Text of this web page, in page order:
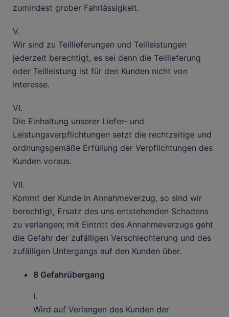
zumindest grober Fahrlässigkeit.
V.
Wir sind zu Teillieferungen und Teilleistungen
jederzeit berechtigt, es sei denn die Teillieferung
oder Teilleistung ist für den Kunden nicht von
Interesse.
VI.
Die Einhaltung unserer Liefer- und
Leistungsverpflichtungen setzt die rechtzeitige und
ordnungsgemäße Erfüllung der Verpflichtungen des
Kunden voraus.
VII.
Kommt der Kunde in Annahmeverzug, so sind wir
berechtigt, Ersatz des uns entstehenden Schadens
zu verlangen; mit Eintritt des Annahmeverzugs geht
die Gefahr der zufälligen Verschlechterung und des
zufälligen Untergangs auf den Kunden über.
8 Gefahrübergang
I.
Wird auf Verlangen des Kunden der